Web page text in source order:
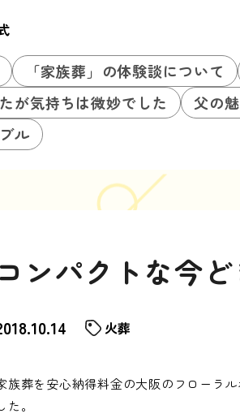
「家族葬」の体験談について
が気持ちは微妙でした
父の
ル
コンパクトな今
火葬
族葬を安心納得料金の大阪のフローラ
た。